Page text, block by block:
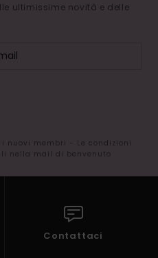
ultimissime novità e delle
nuovi membri - Le condizioni
nella mail di benvenuto
Contattaci